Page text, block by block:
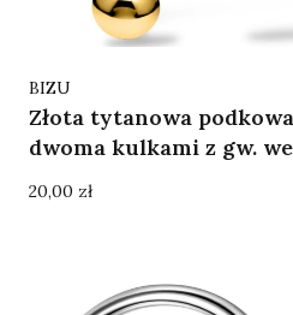
Złota tytanowa
dwoma kulkami z gw.
Producent
BIZU
Cena
20,00 zł